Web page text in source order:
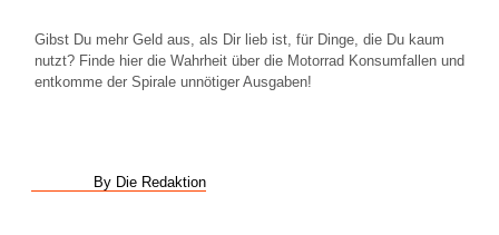
Gibst Du mehr Geld aus, als Dir lieb ist, für Dinge, die Du kaum
nutzt? Finde hier die Wahrheit über die Motorrad Konsumfallen und
entkomme der Spirale unnötiger Ausgaben!
By Die Redaktion